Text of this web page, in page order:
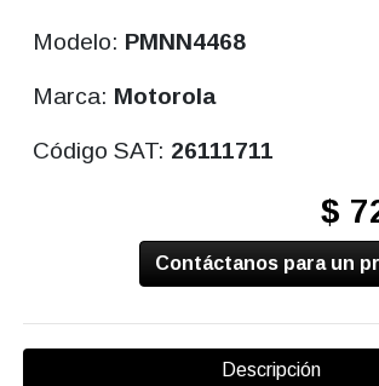
Modelo: PMNN4468
Marca: Motorola
Código SAT: 26111711
$
Contáctanos para un
Descripción